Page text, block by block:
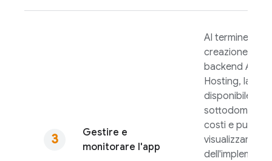
Gestire e
monitorare l'app
Al termine della
creazione di un
backend App
Hosting, la tua
disponibile sul
sottodominio
costi e puoi
visualizzare i